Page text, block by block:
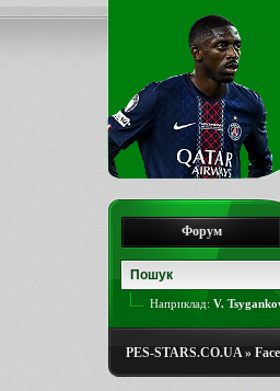
Форум
Наприклад: V.
PES-STARS.CO.UA»